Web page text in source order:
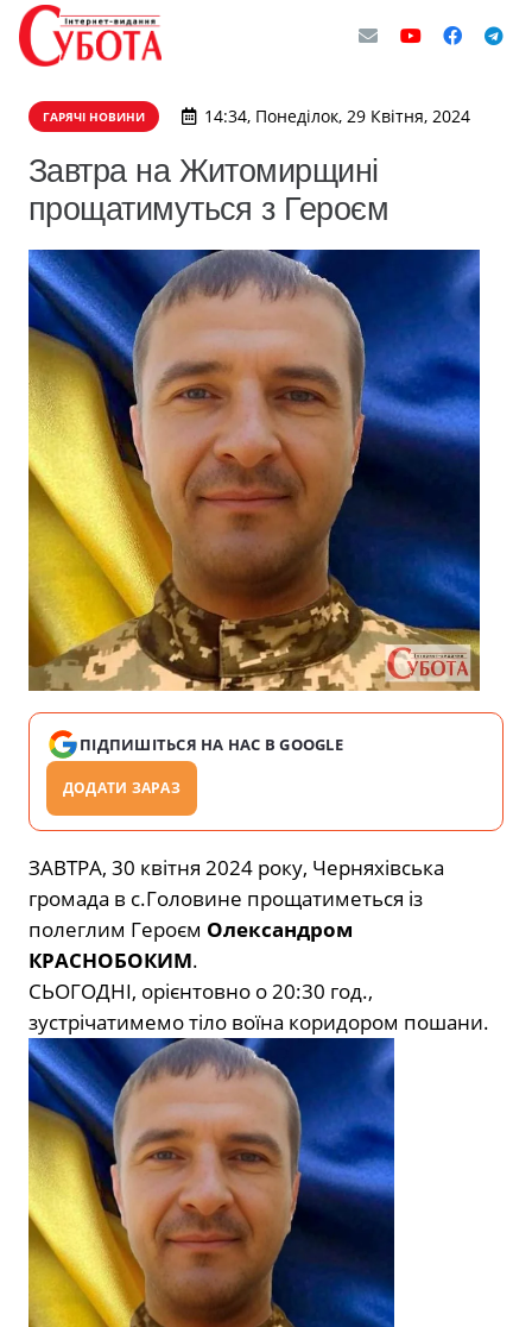
ГАРЯЧІ НОВИНИ 14:34, Понеділок, 29 Квітня, 2024
Завтра на Житомирщині
прощатимуться з Героєм
ПІДПИШІТЬСЯ НА НАС В GOOGLE
ДОДАТИ ЗАРАЗ
ЗАВТРА, 30 квітня 2024 року, Черняхівська
громада в с.Головине прощатиметься із
полеглим Героєм Олександром
КРАСНОБОКИМ.
СЬОГОДНІ, орієнтовно о 20:30 год.,
зустрічатимемо тіло воїна коридором пошани.